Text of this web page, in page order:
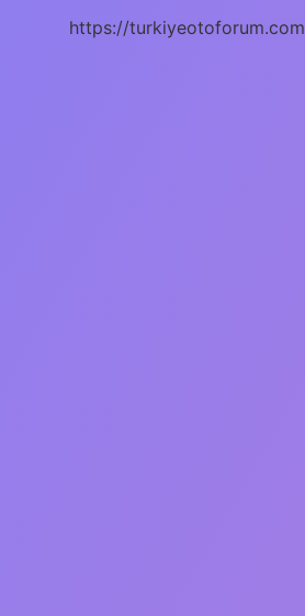
https://turkiyeotoforum.com